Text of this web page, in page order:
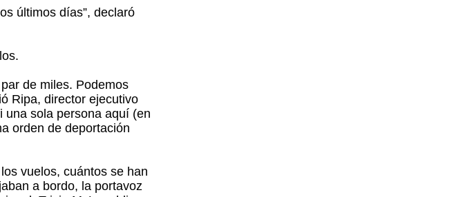
últimos días”, declaró
de miles. Podemos
Ripa, director ejecutivo
una sola persona aquí (en
orden de deportación
vuelos, cuántos se han
a bordo, la portavoz